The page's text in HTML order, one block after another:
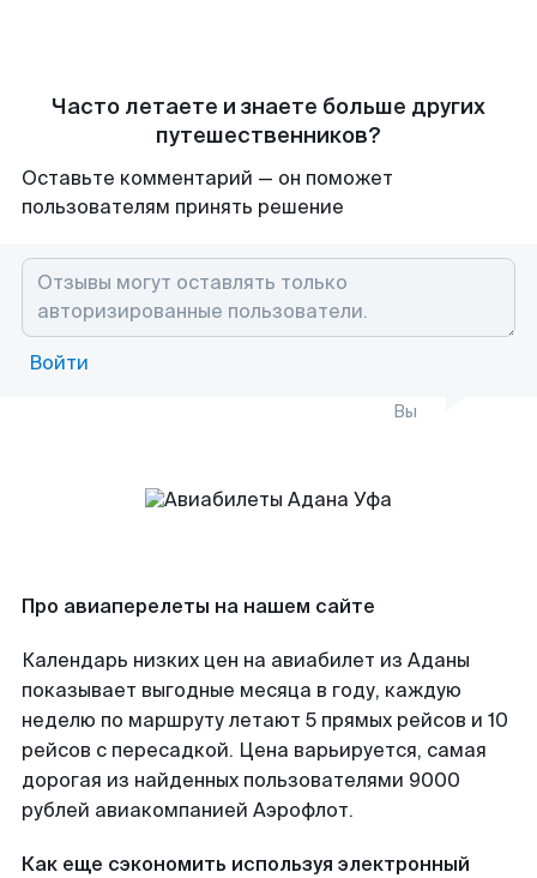
Часто летаете и знаете больше других
путешественников?
Оставьте комментарий — он поможет
пользователям принять решение
Войти
Вы
Про авиаперелеты на нашем сайте
Календарь низких цен на авиабилет из Аданы
показывает выгодные месяца в году, каждую
неделю по маршруту летают 5 прямых рейсов и 10
рейсов с пересадкой. Цена варьируется, самая
дорогая из найденных пользователями 9000
рублей авиакомпанией Аэрофлот.
Как еще сэкономить используя электронный